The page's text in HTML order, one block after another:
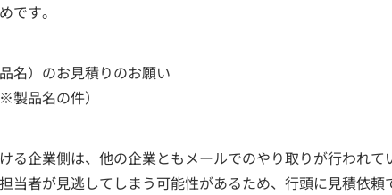
です。
名）のお見積りのお願い
製品名の件）
る企業側は、他の企業ともメールでのやり取りが行われて
当者が見逃してしまう可能性があるため、行頭に見積依頼